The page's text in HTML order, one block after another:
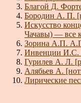
Благой Д.
Бородин А. П.
Искусство
Чачавы) — все
Зорина А.П.
Инвенции И.С.
Гурилев А. Л.
Алябьев А.
Лирические